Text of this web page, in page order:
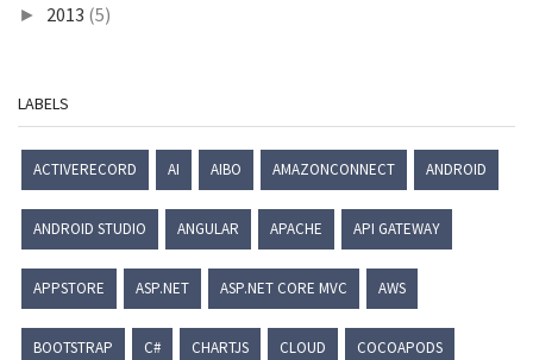
► 2013 (5)
LABELS
ACTIVERECORD AI AIBO AMAZONCONNECT ANDROID
ANDROID STUDIO ANGULAR APACHE API GATEWAY
APPSTORE ASP.NET ASP.NET CORE MVC AWS
BOOTSTRAP C# CHARTJS CLOUD COCOAPODS